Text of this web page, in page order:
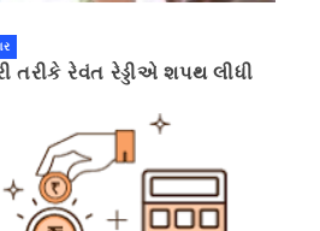
તરીકે રેવંત રેડ્ડીએ શપથ લીધી